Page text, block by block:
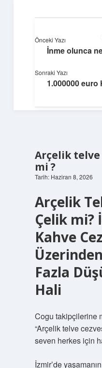
Hızlı
Arçelik telve
mi ?
Tarih: Haziran 8, 2026
Arçelik
Çelik mi?
Kahve
Fazla
Hali
Cogu takipçilerine
“Arçelik telve
seven herkes için
İzmir’de
Önceki Yazı
İnme olunca
Sonraki Yazı
1.000000